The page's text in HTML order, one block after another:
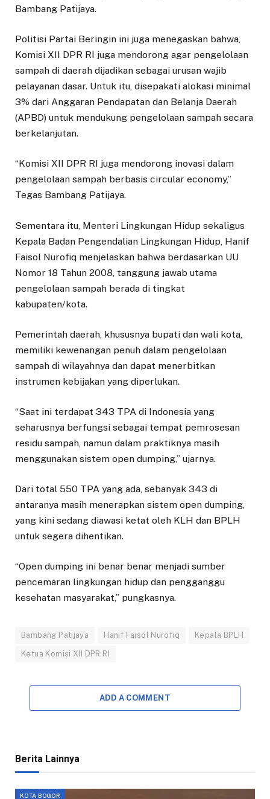
Bambang Patijaya.
Politisi Partai Beringin ini juga menegaskan bahwa,
Komisi XII DPR RI juga mendorong agar pengelolaan
sampah di daerah dijadikan sebagai urusan wajib
pelayanan dasar. Untuk itu, disepakati alokasi minimal
3% dari Anggaran Pendapatan dan Belanja Daerah
(APBD) untuk mendukung pengelolaan sampah secara
berkelanjutan.
“Komisi XII DPR RI juga mendorong inovasi dalam
pengelolaan sampah berbasis circular economy,”
Tegas Bambang Patijaya.
Sementara itu, Menteri Lingkungan Hidup sekaligus
Kepala Badan Pengendalian Lingkungan Hidup, Hanif
Faisol Nurofiq menjelaskan bahwa berdasarkan UU
Nomor 18 Tahun 2008, tanggung jawab utama
pengelolaan sampah berada di tingkat
kabupaten/kota.
Pemerintah daerah, khususnya bupati dan wali kota,
memiliki kewenangan penuh dalam pengelolaan
sampah di wilayahnya dan dapat menerbitkan
instrumen kebijakan yang diperlukan.
“Saat ini terdapat 343 TPA di Indonesia yang
seharusnya berfungsi sebagai tempat pemrosesan
residu sampah, namun dalam praktiknya masih
menggunakan sistem open dumping,” ujarnya.
Dari total 550 TPA yang ada, sebanyak 343 di
antaranya masih menerapkan sistem open dumping,
yang kini sedang diawasi ketat oleh KLH dan BPLH
untuk segera dihentikan.
“Open dumping ini benar benar menjadi sumber
pencemaran lingkungan hidup dan pengganggu
kesehatan masyarakat,” pungkasnya.
Bambang Patijaya Hanif Faisol Nurofiq Kepala BPLH
Ketua Komisi XII DPR RI
ADD A COMMENT
Berita Lainnya
KOTA BOGOR